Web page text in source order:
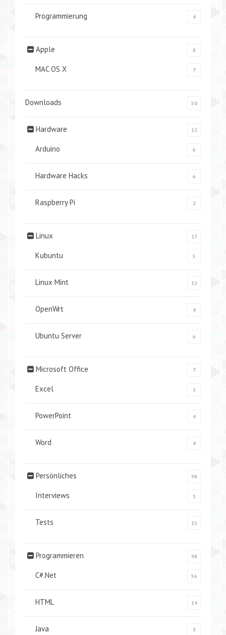
Programmierung 4
Apple 8
MAC OS X 7
Downloads 50
Hardware 12
Arduino 6
Hardware Hacks 6
Raspberry Pi 2
Linux 27
Kubuntu 5
Linux Mint 12
OpenWrt 4
Ubuntu Server 6
Microsoft Office 7
Excel 1
PowerPoint 4
Word 4
Persönliches 98
Interviews 1
Tests 11
Programmieren 98
C#.Net 56
HTML 14
Java 3